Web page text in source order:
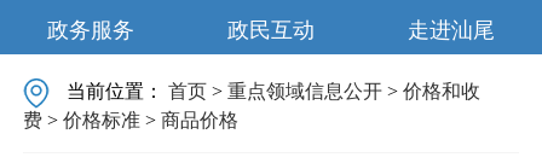
政务服务
政民互动 走进汕尾
当前位置：首页 >重点领域信息公开 >价格和收
费 >价格标准 >商品价格